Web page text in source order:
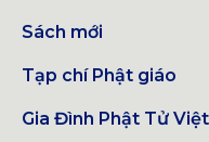
Sách mới
Tạp chí Phật giáo
Gia Đình Phật Tử